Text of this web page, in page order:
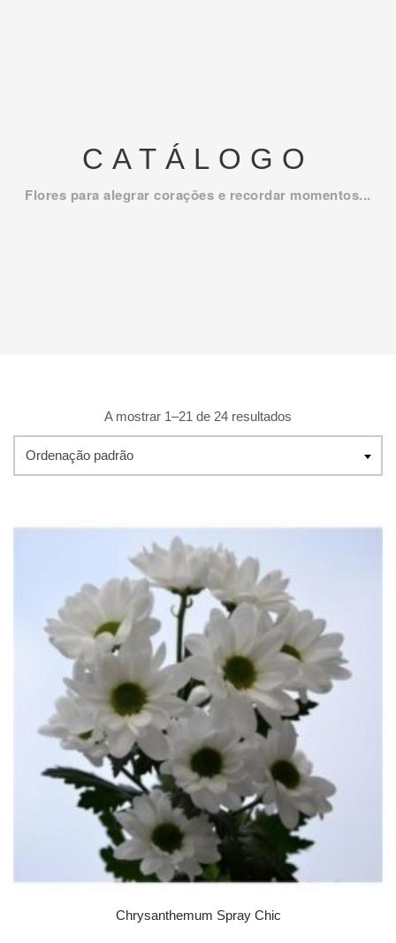
CATÁLOGO
Flores para alegrar corações e recordar momentos...
A mostrar 1–21 de 24 resultados
Ordenação padrão
Chrysanthemum Spray Chic